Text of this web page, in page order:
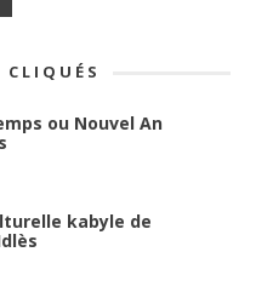
CLIQUÉS
ou Nouvel An
kabyle de